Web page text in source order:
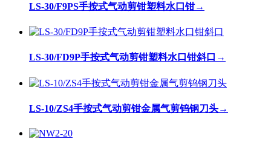
LS-30/F9PS手按式气动剪钳塑料水口钳→
LS-30/FD9P手按式气动剪钳塑料水口钳斜口 →
LS-10/ZS4手按式气动剪钳金属气剪钨钢刀头→